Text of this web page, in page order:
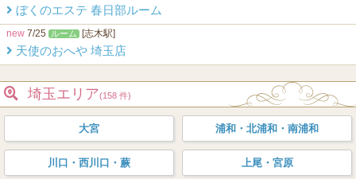
ぼくのエステ 春日部ルーム
new 7/25 ルーム [志木駅]
天使のおへや 埼玉店
埼玉エリア(158 件)
大宮 浦和・北浦和・南浦和
川口・西川口・蕨 上尾・宮原